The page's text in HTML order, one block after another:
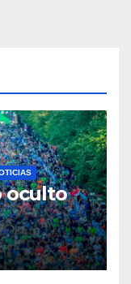
oculto